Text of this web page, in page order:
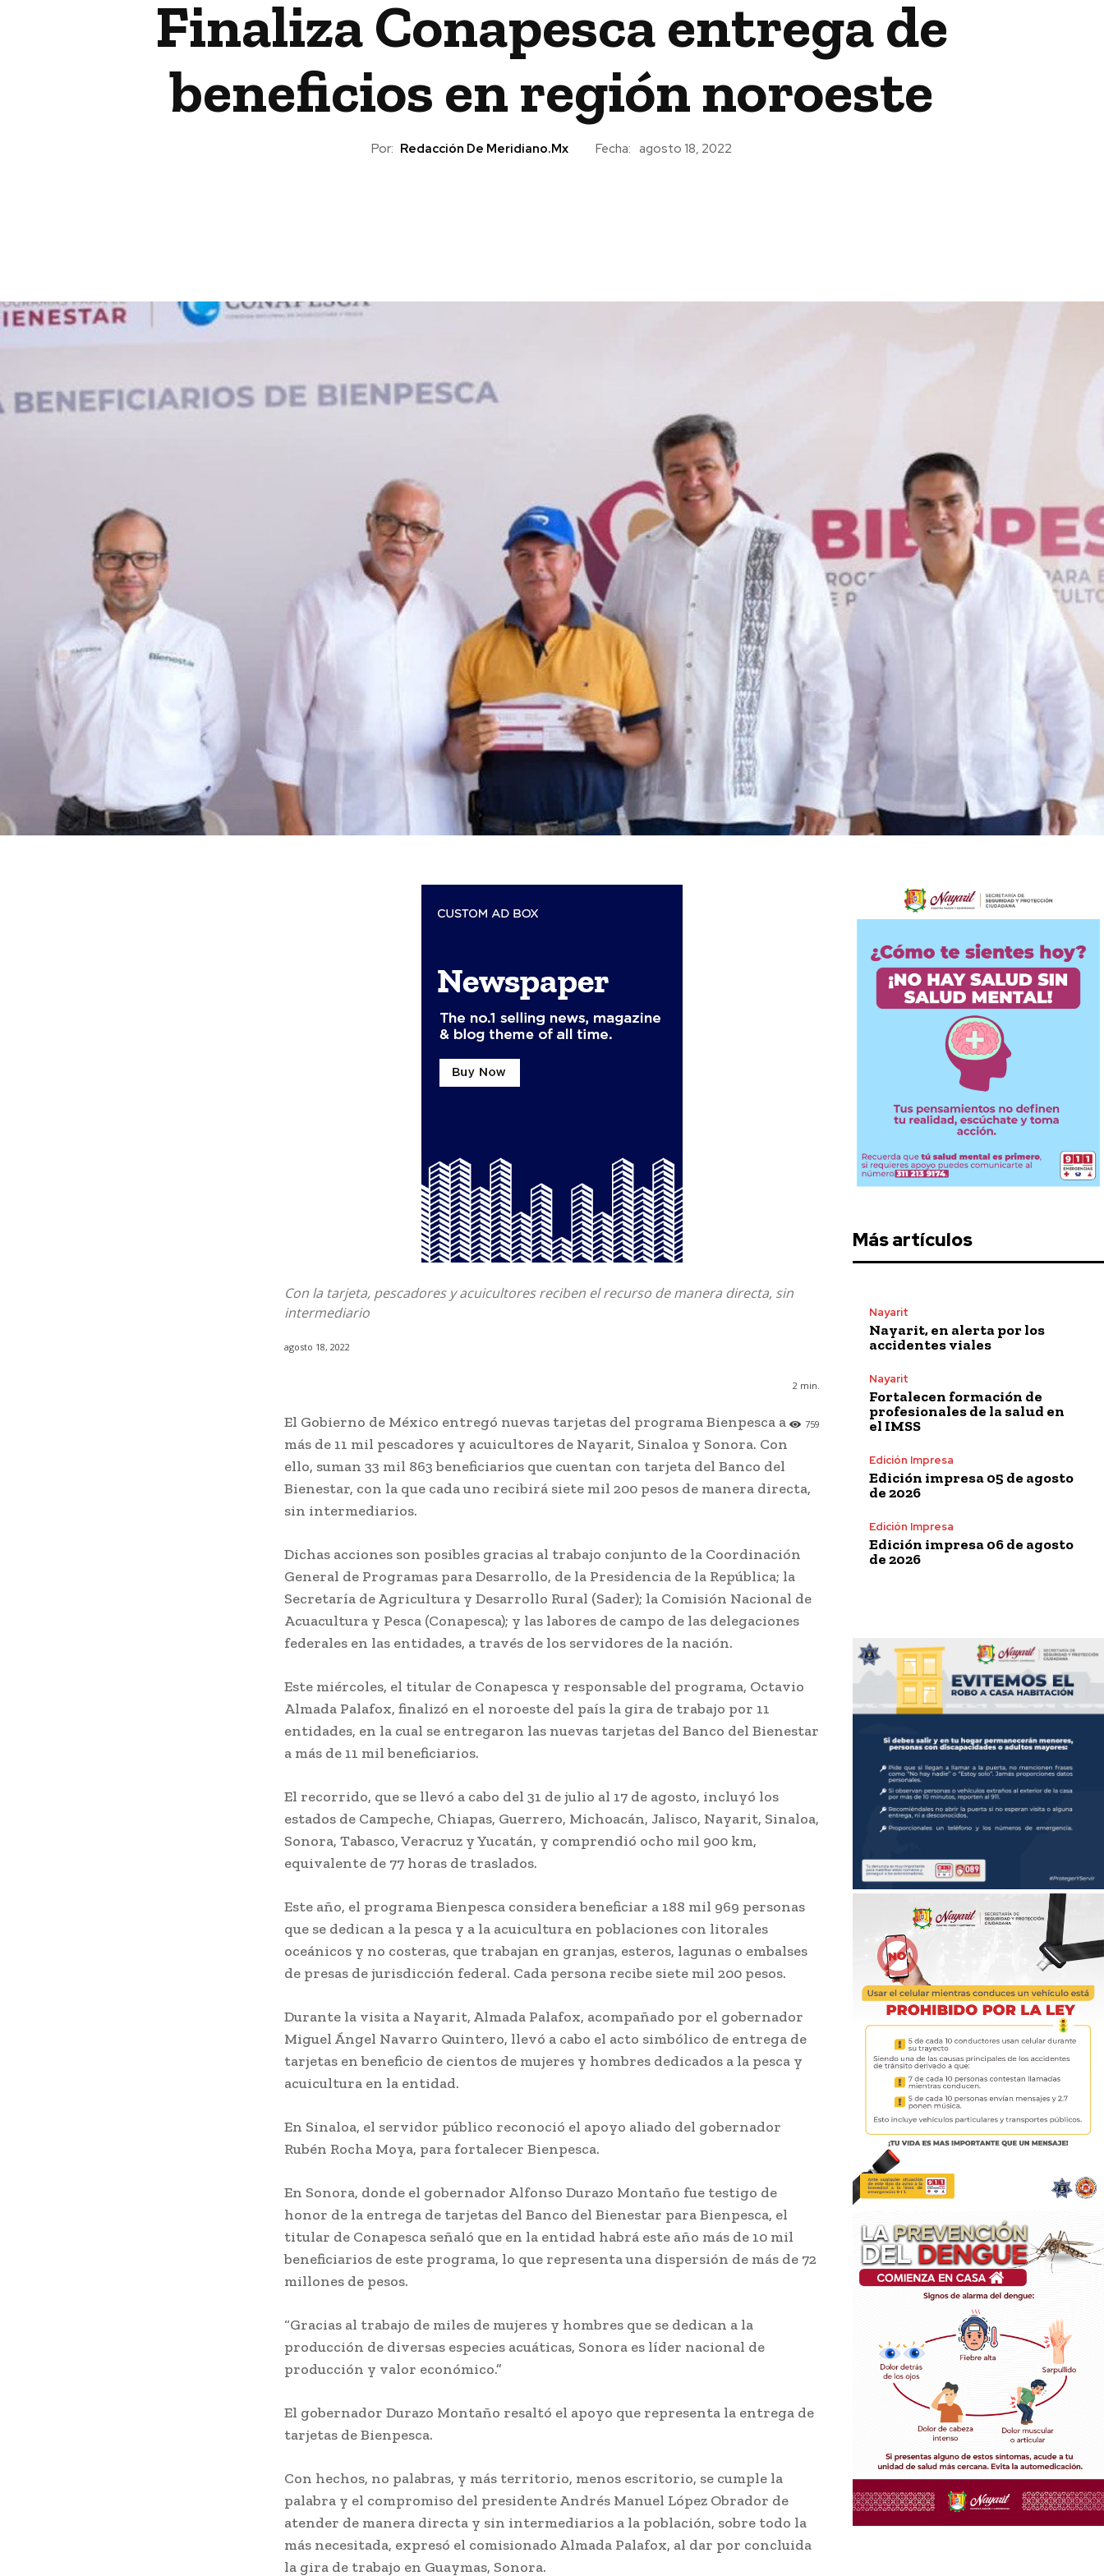
Finaliza Conapesca entrega de
beneficios en región noroeste
Por: Redacción De Meridiano.mx Fecha: agosto 18, 2022
Con la tarjeta, pescadores y acuicultores reciben el recurso de manera directa, sin
intermediario
agosto 18, 2022
2 min.
759
El Gobierno de México entregó nuevas tarjetas del programa Bienpesca a
más de 11 mil pescadores y acuicultores de Nayarit, Sinaloa y Sonora. Con
ello, suman 33 mil 863 beneficiarios que cuentan con tarjeta del Banco del
Bienestar, con la que cada uno recibirá siete mil 200 pesos de manera directa,
sin intermediarios.
Dichas acciones son posibles gracias al trabajo conjunto de la Coordinación
General de Programas para Desarrollo, de la Presidencia de la República; la
Secretaría de Agricultura y Desarrollo Rural (Sader); la Comisión Nacional de
Acuacultura y Pesca (Conapesca); y las labores de campo de las delegaciones
federales en las entidades, a través de los servidores de la nación.
Este miércoles, el titular de Conapesca y responsable del programa, Octavio
Almada Palafox, finalizó en el noroeste del país la gira de trabajo por 11
entidades, en la cual se entregaron las nuevas tarjetas del Banco del Bienestar
a más de 11 mil beneficiarios.
El recorrido, que se llevó a cabo del 31 de julio al 17 de agosto, incluyó los
estados de Campeche, Chiapas, Guerrero, Michoacán, Jalisco, Nayarit, Sinaloa,
Sonora, Tabasco, Veracruz y Yucatán, y comprendió ocho mil 900 km,
equivalente de 77 horas de traslados.
Este año, el programa Bienpesca considera beneficiar a 188 mil 969 personas
que se dedican a la pesca y a la acuicultura en poblaciones con litorales
oceánicos y no costeras, que trabajan en granjas, esteros, lagunas o embalses
de presas de jurisdicción federal. Cada persona recibe siete mil 200 pesos.
Durante la visita a Nayarit, Almada Palafox, acompañado por el gobernador
Miguel Ángel Navarro Quintero, llevó a cabo el acto simbólico de entrega de
tarjetas en beneficio de cientos de mujeres y hombres dedicados a la pesca y
acuicultura en la entidad.
En Sinaloa, el servidor público reconoció el apoyo aliado del gobernador
Rubén Rocha Moya, para fortalecer Bienpesca.
En Sonora, donde el gobernador Alfonso Durazo Montaño fue testigo de
honor de la entrega de tarjetas del Banco del Bienestar para Bienpesca, el
titular de Conapesca señaló que en la entidad habrá este año más de 10 mil
beneficiarios de este programa, lo que representa una dispersión de más de 72
millones de pesos.
“Gracias al trabajo de miles de mujeres y hombres que se dedican a la
producción de diversas especies acuáticas, Sonora es líder nacional de
producción y valor económico.”
El gobernador Durazo Montaño resaltó el apoyo que representa la entrega de
tarjetas de Bienpesca.
Con hechos, no palabras, y más territorio, menos escritorio, se cumple la
palabra y el compromiso del presidente Andrés Manuel López Obrador de
atender de manera directa y sin intermediarios a la población, sobre todo la
más necesitada, expresó el comisionado Almada Palafox, al dar por concluida
la gira de trabajo en Guaymas, Sonora.
Más artículos
Nayarit
Nayarit, en alerta por los
accidentes viales
Nayarit
Fortalecen formación de
profesionales de la salud en
el IMSS
Edición Impresa
Edición impresa 05 de agosto
de 2026
Edición Impresa
Edición impresa 06 de agosto
de 2026